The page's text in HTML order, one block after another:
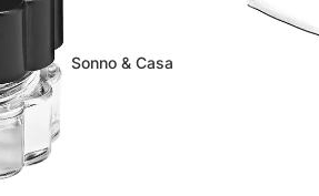
Sonno & Casa